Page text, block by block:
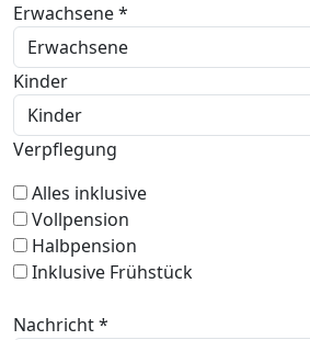
Erwachsene *
Kinder
Verpflegung
Alles inklusive
Vollpension
Halbpension
Inklusive Frühstück
Nachricht *